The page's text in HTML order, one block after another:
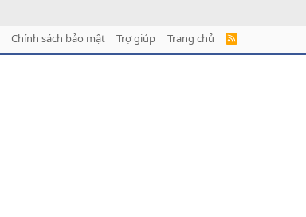
Chính sách bảo mật Trợ giúp Trang chủ
R